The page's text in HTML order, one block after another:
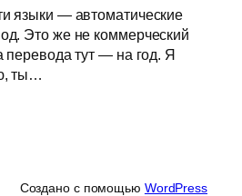
языки — автоматические
Это же не коммерческий
перевода тут — на год. Я
ты…
Создано с помощью WordPress